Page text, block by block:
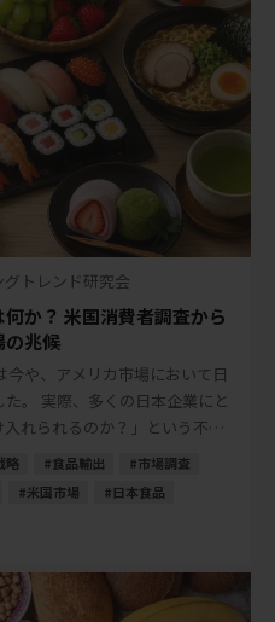
トレンド研究会
か？ 米国消費者調査から
の兆候
や、アメリカ市場において日
。 実際、多くの日本企業にと
れられるのか？」という不安
くなりました […]
略 食品輸出
市場調査
米国市場 日本食品